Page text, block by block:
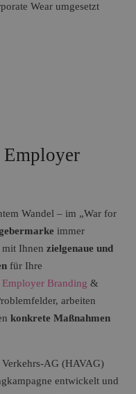
Wear umgesetzt
Wandel – im „War for
immer
mit Ihnen zielgenaue und
für Ihre
Employer Branding &
arbeiten
konkrete Maßnahmen
AG (HAVAG)
entwickelt und